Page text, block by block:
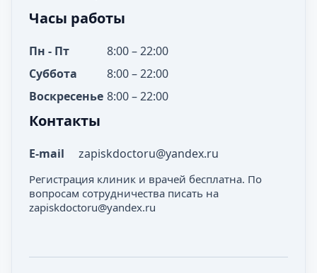
Часы работы
Пн - Пт
8:00 – 22:00
Суббота
8:00 – 22:00
Воскресенье 8:00 – 22:00
Контакты
E-mail zapiskdoctoru@yandex.ru
Регистрация клиник и врачей бесплатна. По
вопросам сотрудничества писать на
zapiskdoctoru@yandex.ru